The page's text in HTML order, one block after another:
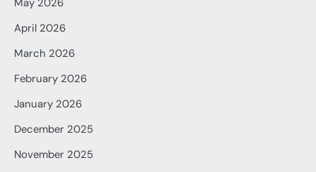
May 2026
April 2026
March 2026
February 2026
January 2026
December 2025
November 2025